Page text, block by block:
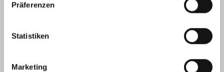
Präferenzen
Statistiken
Marketing